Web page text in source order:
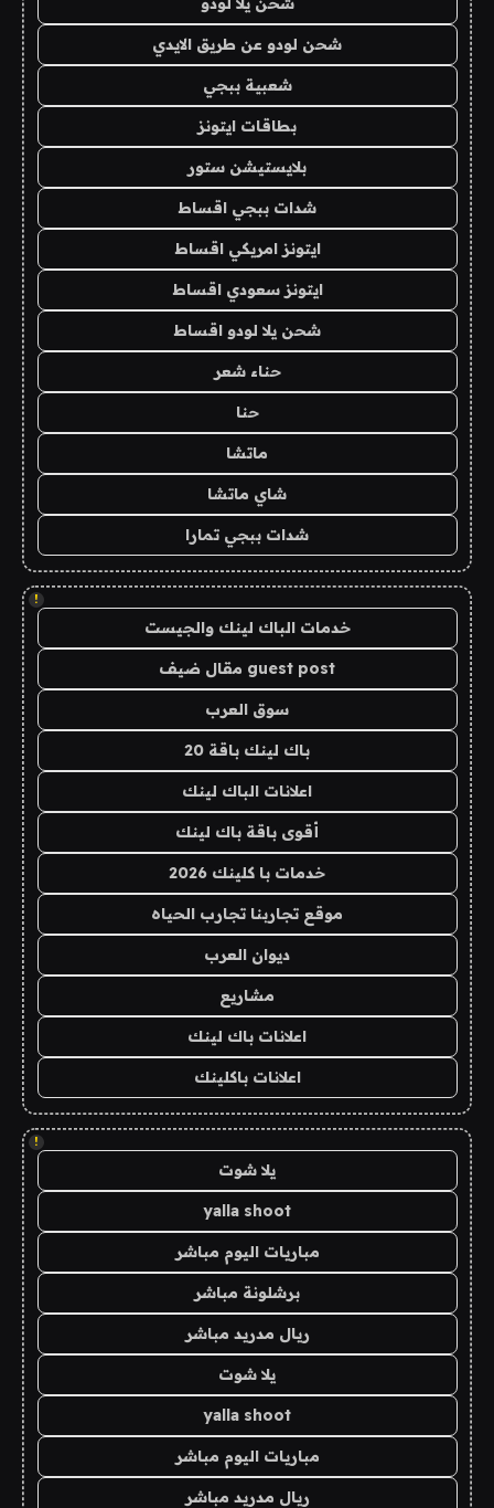
شحن لودو عن طريق الايدي
شعبية ببجي
بطاقات ايتونز
بلايستيشن ستور
شدات ببجي اقساط
ايتونز امريكي اقساط
ايتونز سعودي اقساط
شحن يلا لودو اقساط
حناء شعر
حنا
ماتشا
شاي ماتشا
شدات ببجي تمارا
!
خدمات الباك لينك والجيست
guest post مقال ضيف
سوق العرب
باك لينك باقة 20
اعلانات الباك لينك
أقوى باقة باك لينك
خدمات با كلينك 2026
موقع تجاربنا تجارب الحياه
ديوان العرب
مشاريع
اعلانات باك لينك
اعلانات باكلينك
!
يلا شوت
yalla shoot
مباريات اليوم مباشر
برشلونة مباشر
ريال مدريد مباشر
يلا شوت
yalla shoot
مباريات اليوم مباشر
ريال مدريد مباشر